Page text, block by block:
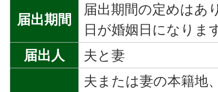
届出期間
届出期間の定めはあ
日が婚姻日になりま
届出人
夫と妻
夫または妻の本籍地